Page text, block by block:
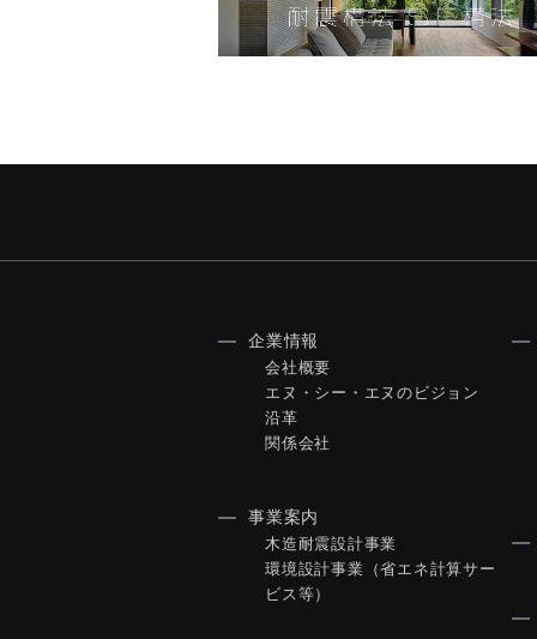
企業情報
会社概要
エヌ・シー・エヌのビジョン
沿革
関係会社
事業案内
木造耐震設計事業
環境設計事業（省エネ計算サー
ビス等）